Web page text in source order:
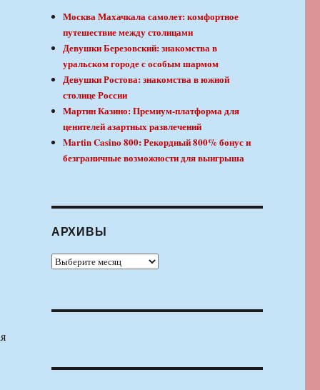
Москва Махачкала самолет: комфортное
путешествие между столицами
Девушки Березовский: знакомства в
уральском городе с особым шармом
Девушки Ростова: знакомства в южной
столице России
Мартин Казино: Премиум-платформа для
ценителей азартных развлечений
Martin Casino 800: Рекордный 800% бонус и
безграничные возможности для выигрыша
АРХИВЫ
Архивы